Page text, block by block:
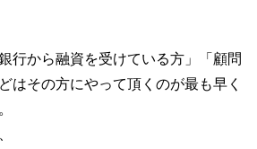
行から融資を受けている方」「顧問
はその方にやって頂くのが最も早く